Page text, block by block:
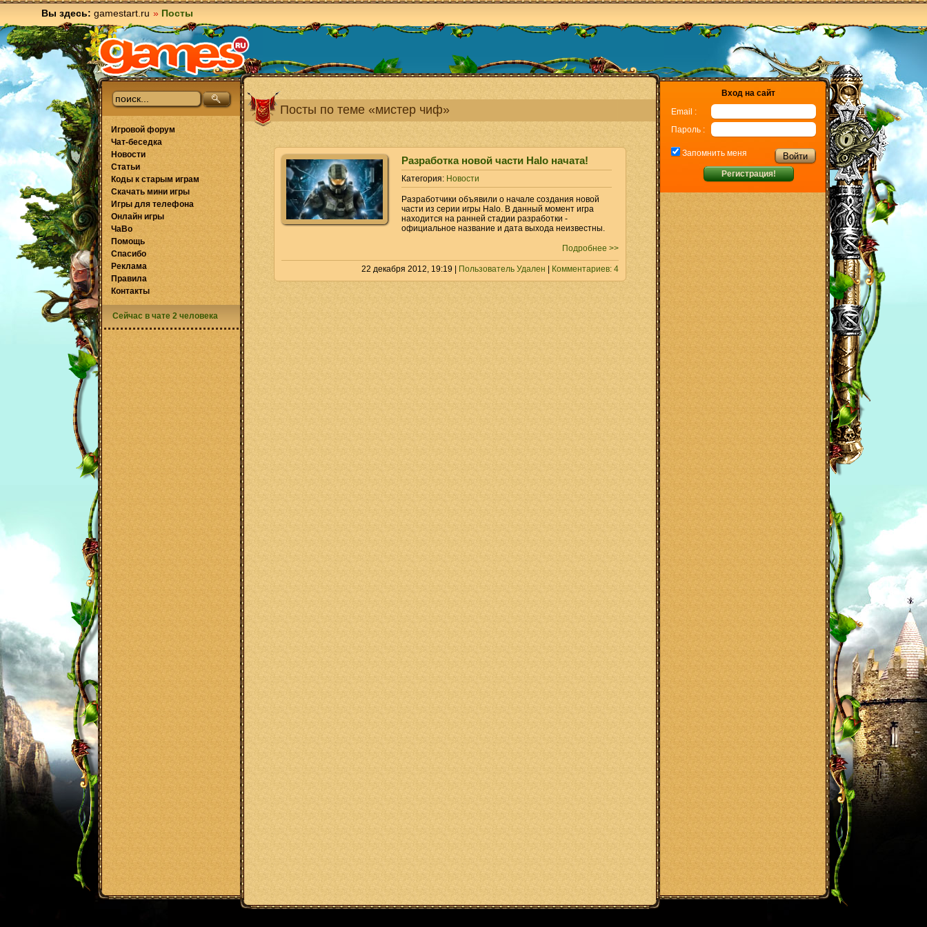
Вы здесь: gamestart.ru » Посты
Посты по теме «мистер чиф»
Разработка новой части Halo начата!
Категория: Новости
Разработчики объявили о начале создания новой
части из серии игры Halo. В данный момент игра
находится на ранней стадии разработки -
официальное название и дата выхода неизвестны.
Подробнее >>
22 декабря 2012, 19:19 | Пользователь Удален Комментариев: 4
Игровой форум
Чат-беседка
Новости
Статьи
Коды к старым играм
Скачать мини игры
Игры для телефона
Онлайн игры
ЧаВо
Помощь
Спасибо
Реклама
Правила
Контакты
Сейчас в чате 2 человека
Вход на сайт
Email :
Пароль :
Запомнить меня
Регистрация!